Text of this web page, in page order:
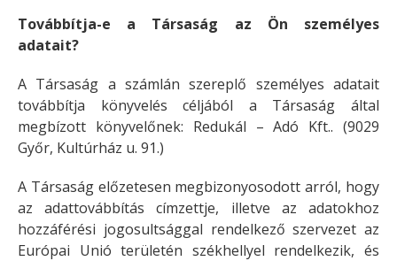
Továbbítja-e a Társaság az Ön személyes
adatait?
A Társaság a számlán szereplő személyes adatait
továbbítja könyvelés céljából a Társaság által
megbízott könyvelőnek: Redukál – Adó Kft.. (9029
Győr, Kultúrház u. 91.)
A Társaság előzetesen megbizonyosodott arról, hogy
az adattovábbítás címzettje, illetve az adatokhoz
hozzáférési jogosultsággal rendelkező szervezet az
Európai Unió területén székhellyel rendelkezik, és